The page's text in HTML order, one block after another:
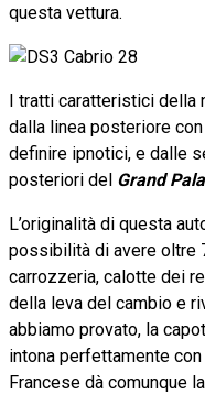
questa vettura.
I tratti caratteristici della
dalla linea posteriore
definire ipnotici, e dalle
posteriori del Grand
L’originalità di questa
possibilità di avere oltre
carrozzeria, calotte dei
della leva del cambio e
abbiamo provato, la
intona perfettamente
Francese dà comunque